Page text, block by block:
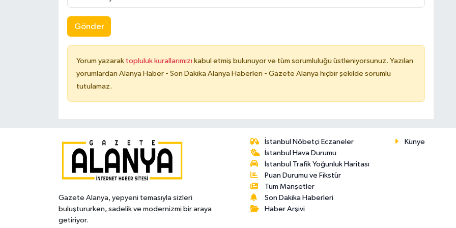
Gönder
Yorum yazarak topluluk kurallarımızı kabul etmiş bulunuyor ve tüm sorumluluğu üstleniyorsunuz. Yazılan
yorumlardan Alanya Haber - Son Dakika Alanya Haberleri - Gazete Alanya hiçbir şekilde sorumlu
tutulamaz.
Gazete Alanya, yepyeni temasıyla sizleri
buluştururken, sadelik ve modernizmi bir araya
getiriyor.
İstanbul Nöbetçi Eczaneler
İstanbul Hava Durumu
İstanbul Trafik Yoğunluk Haritası
Puan Durumu ve Fikstür
Tüm Manşetler
Son Dakika Haberleri
Haber Arşivi
Künye